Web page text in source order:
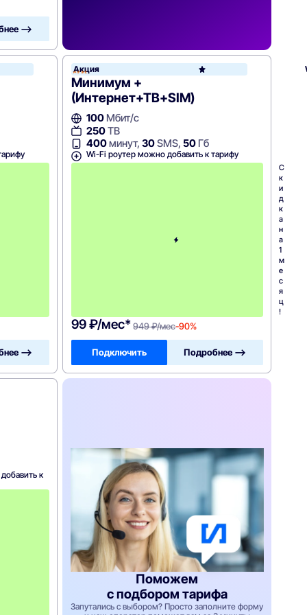
—>
WiFire
—>
Акция
Минимум +
(Интернет+ТВ+SIM)
100 Мбит/с
250ТВ
400минут,30SMS,50 Гб
Wi-Fi роутер можно добавить к тарифу
С
к
и
д
к
а
н
а
1
м
е
с
я
ц
!
99 ₽/мес* 949 ₽/мес-90%
Подключить Подробнее —>
к
Поможем
с подбором тарифа
Запутались с выбором? Просто заполните форму